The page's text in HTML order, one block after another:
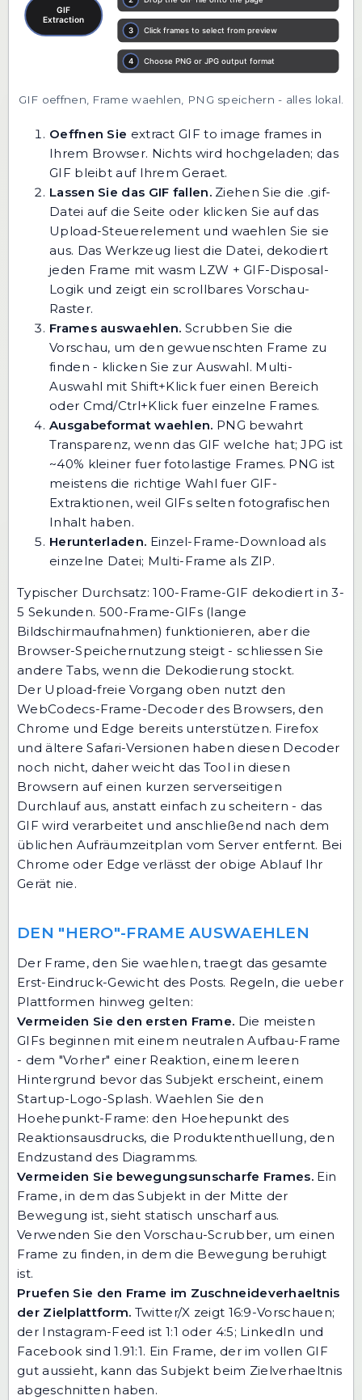
GIF oeffnen, Frame waehlen, PNG speichern - alles lokal.
Oeffnen Sie extract GIF to image frames in
Ihrem Browser. Nichts wird hochgeladen; das
GIF bleibt auf Ihrem Geraet.
Lassen Sie das GIF fallen.Ziehen Sie die .gif-
Datei auf die Seite oder klicken Sie auf das
Upload-Steuerelement und waehlen Sie sie
aus. Das Werkzeug liest die Datei, dekodiert
jeden Frame mit wasm LZW + GIF-Disposal-
Logik und zeigt ein scrollbares Vorschau-
Raster.
Frames auswaehlen. Scrubben Sie die
Vorschau, um den gewuenschten Frame zu
finden - klicken Sie zur Auswahl. Multi-
Auswahl mit Shift+Klick fuer einen Bereich
oder Cmd/Ctrl+Klick fuer einzelne Frames.
Ausgabeformat waehlen. PNG bewahrt
Transparenz, wenn das GIF welche hat; JPG ist
~40% kleiner fuer fotolastige Frames. PNG ist
meistens die richtige Wahl fuer GIF-
Extraktionen, weil GIFs selten fotografischen
Inhalt haben.
Herunterladen. Einzel-Frame-Download als
einzelne Datei; Multi-Frame als ZIP.
Typischer Durchsatz: 100-Frame-GIF dekodiert in 3-
5 Sekunden. 500-Frame-GIFs (lange
Bildschirmaufnahmen) funktionieren, aber die
Browser-Speichernutzung steigt - schliessen Sie
andere Tabs, wenn die Dekodierung stockt.
Der Upload-freie Vorgang oben nutzt den
WebCodecs-Frame-Decoder des Browsers, den
Chrome und Edge bereits unterstützen. Firefox
und ältere Safari-Versionen haben diesen Decoder
noch nicht, daher weicht das Tool in diesen
Browsern auf einen kurzen serverseitigen
Durchlauf aus, anstatt einfach zu scheitern - das
GIF wird verarbeitet und anschließend nach dem
üblichen Aufräumzeitplan vom Server entfernt. Bei
Chrome oder Edge verlässt der obige Ablauf Ihr
Gerät nie.
DEN "HERO"-FRAME AUSWAEHLEN
Der Frame, den Sie waehlen, traegt das gesamte
Erst-Eindruck-Gewicht des Posts. Regeln, die ueber
Plattformen hinweg gelten:
Vermeiden Sie den ersten Frame. Die meisten
GIFs beginnen mit einem neutralen Aufbau-Frame
- dem "Vorher" einer Reaktion, einem leeren
Hintergrund bevor das Subjekt erscheint, einem
Startup-Logo-Splash. Waehlen Sie den
Hoehepunkt-Frame: den Hoehepunkt des
Reaktionsausdrucks, die Produktenthuellung, den
Endzustand des Diagramms.
Vermeiden Sie bewegungsunscharfe Frames. Ein
Frame, in dem das Subjekt in der Mitte der
Bewegung ist, sieht statisch unscharf aus.
Verwenden Sie den Vorschau-Scrubber, um einen
Frame zu finden, in dem die Bewegung beruhigt
ist.
Pruefen Sie den Frame im Zuschneideverhaeltnis
der Zielplattform. Twitter/X zeigt 16:9-Vorschauen;
der Instagram-Feed ist 1:1 oder 4:5; LinkedIn und
Facebook sind 1.91:1. Ein Frame, der im vollen GIF
gut aussieht, kann das Subjekt beim Zielverhaeltnis
abgeschnitten haben.